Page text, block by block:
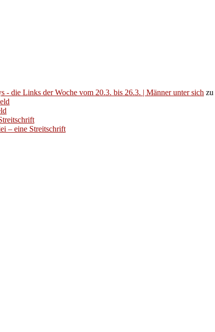
- die Links der Woche vom 20.3. bis 26.3. | Männer unter sich zu
– eine Streitschrift